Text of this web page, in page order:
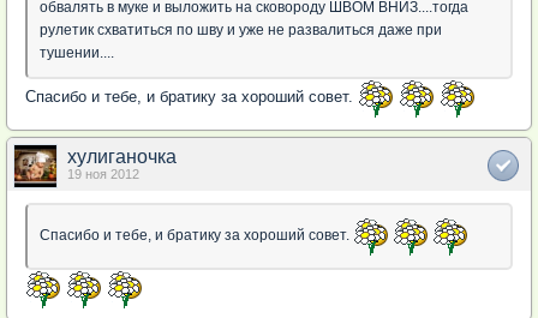
обвалять в муке и выложить на сковороду ШВОМ ВНИЗ....тогда
рулетик схватиться по шву и уже не развалиться даже при
тушении....
Спасибо и тебе, и братику за хороший совет.
хулиганочка
19 ноя 2012
Спасибо и тебе, и братику за хороший совет.